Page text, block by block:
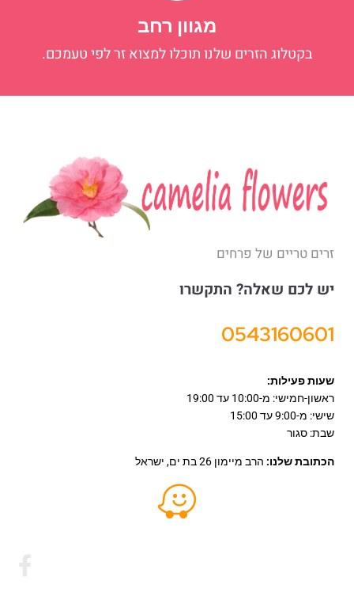
מגוון רחב
בקטלוג הזרים שלנו תוכלו למצוא זר לפי טעמכם.
זרים טריים של פרחים
יש לכם שאלה? התקשרו
0543160601
שעות פעילות:
ראשון-חמישי: מ-10:00 עד 19:00
שישי: מ-9:00 עד 15:00
שבת: סגור
הכתובת שלנו: הרב מיימון 26 בת ים, ישראל